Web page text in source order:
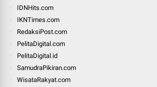
IDNHits.com
IKNTimes.com
RedaksiPost.com
PelitaDigital.com
PelitaDigital.id
SamudraPikiran.com
WisataRakyat.com